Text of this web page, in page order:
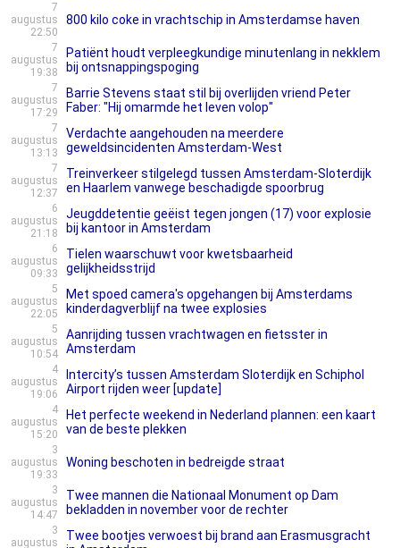
7
augustus
22:50
800 kilo coke in vrachtschip in Amsterdamse haven
7
augustus
19:38
Patiënt houdt verpleegkundige minutenlang in nekklem
bij ontsnappingspoging
7
augustus
17:29
Barrie Stevens staat stil bij overlijden vriend Peter
Faber: "Hij omarmde het leven volop"
7
augustus
13:13
Verdachte aangehouden na meerdere
geweldsincidenten Amsterdam-West
7
augustus
12:37
Treinverkeer stilgelegd tussen Amsterdam-Sloterdijk
en Haarlem vanwege beschadigde spoorbrug
6
augustus
21:18
Jeugddetentie geëist tegen jongen (17) voor explosie
bij kantoor in Amsterdam
6
augustus
09:33
Tielen waarschuwt voor kwetsbaarheid
gelijkheidsstrijd
5
augustus
22:05
Met spoed camera's opgehangen bij Amsterdams
kinderdagverblijf na twee explosies
5
augustus
10:54
Aanrijding tussen vrachtwagen en fietsster in
Amsterdam
4
augustus
19:06
Intercity’s tussen Amsterdam Sloterdijk en Schiphol
Airport rijden weer [update]
4
augustus
15:20
Het perfecte weekend in Nederland plannen: een kaart
van de beste plekken
3
augustus
19:33
Woning beschoten in bedreigde straat
3
augustus
14:47
Twee mannen die Nationaal Monument op Dam
bekladden in november voor de rechter
3
augustus
Twee bootjes verwoest bij brand aan Erasmusgracht